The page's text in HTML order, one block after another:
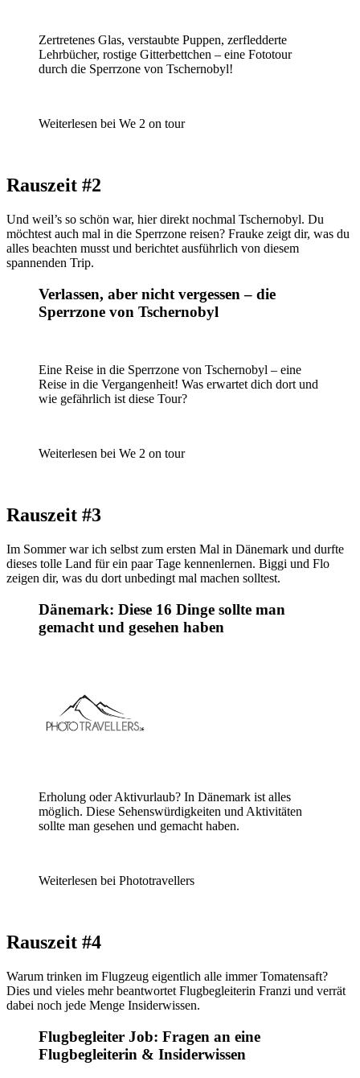
Zertretenes Glas, verstaubte Puppen, zerfledderte
Lehrbücher, rostige Gitterbettchen – eine Fototour
durch die Sperrzone von Tschernobyl!
Weiterlesen bei We 2 on tour
Rauszeit #2
Und weil’s so schön war, hier direkt nochmal Tschernobyl. Du
möchtest auch mal in die Sperrzone reisen? Frauke zeigt dir, was du
alles beachten musst und berichtet ausführlich von diesem
spannenden Trip.
Verlassen, aber nicht vergessen – die
Sperrzone von Tschernobyl
Eine Reise in die Sperrzone von Tschernobyl – eine
Reise in die Vergangenheit! Was erwartet dich dort und
wie gefährlich ist diese Tour?
Weiterlesen bei We 2 on tour
Rauszeit #3
Im Sommer war ich selbst zum ersten Mal in Dänemark und durfte
dieses tolle Land für ein paar Tage kennenlernen. Biggi und Flo
zeigen dir, was du dort unbedingt mal machen solltest.
Dänemark: Diese 16 Dinge sollte man
gemacht und gesehen haben
Erholung oder Aktivurlaub? In Dänemark ist alles
möglich. Diese Sehenswürdigkeiten und Aktivitäten
sollte man gesehen und gemacht haben.
Weiterlesen bei Phototravellers
Rauszeit #4
Warum trinken im Flugzeug eigentlich alle immer Tomatensaft?
Dies und vieles mehr beantwortet Flugbegleiterin Franzi und verrät
dabei noch jede Menge Insiderwissen.
Flugbegleiter Job: Fragen an eine
Flugbegleiterin & Insiderwissen